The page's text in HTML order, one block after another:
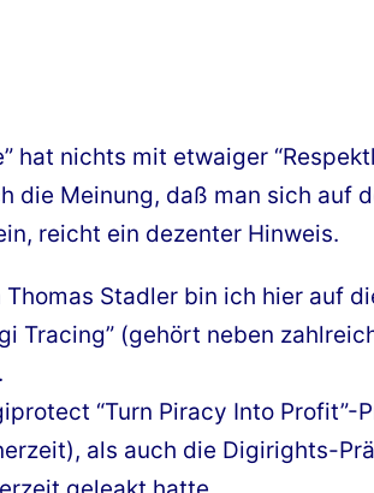
hat nichts mit etwaiger
Meinung, daß man sich auf
reicht ein dezenter Hinweis.
Stadler bin ich hier auf
Tracing” (gehört neben
“Turn Piracy Into Profit”-
als auch die Digirights-